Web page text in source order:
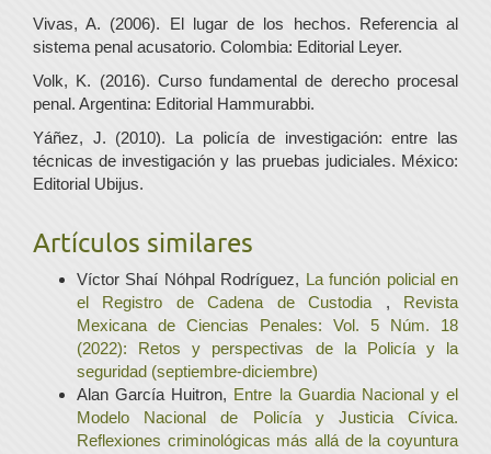
Vivas, A. (2006). El lugar de los hechos. Referencia al
sistema penal acusatorio. Colombia: Editorial Leyer.
Volk, K. (2016). Curso fundamental de derecho procesal
penal. Argentina: Editorial Hammurabbi.
Yáñez, J. (2010). La policía de investigación: entre las
técnicas de investigación y las pruebas judiciales. México:
Editorial Ubijus.
Artículos similares
Víctor Shaí Nóhpal Rodríguez, La función policial en
el Registro de Cadena de Custodia , Revista
Mexicana de Ciencias Penales: Vol. 5 Núm. 18
(2022): Retos y perspectivas de la Policía y la
seguridad (septiembre-diciembre)
Alan García Huitron, Entre la Guardia Nacional y el
Modelo Nacional de Policía y Justicia Cívica.
Reflexiones criminológicas más allá de la coyuntura